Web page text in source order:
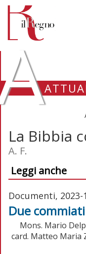
La Bibbia
A. F.
Leggi anche
Documenti, 2023-
Due commiati
Mons. Mario
card. Matteo Maria